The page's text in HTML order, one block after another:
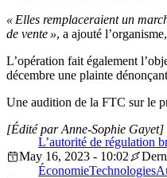
« Elles remplaceraient un
de vente », a ajouté
L’opération fait également
décembre une plainte
Une audition de la FTC sur le
L’autorité de régulation
[Édité par Anne-Sophie Gayet]
May 16, 2023 - 10:02
ÉconomieTechnologies